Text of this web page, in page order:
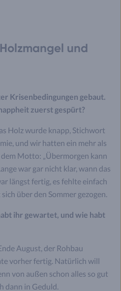
und
Krisenbedingungen gebaut.
zuerst gespürt?
Holz wurde knapp, Stichwort
und wir hatten ein mehr als
dem Motto: „Übermorgen kann
war gar nicht klar, wann das
längst fertig, es fehlte einfach
über den Sommer gezogen.
ihr gewartet, und wie habt
August, der Rohbau
vorher fertig. Natürlich will
von außen schon alles so gut
dann in Geduld.